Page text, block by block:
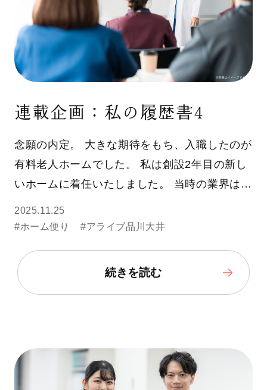
連載企画：私の履歴書4
念願の内定。 大きな期待をもち、入職したのが
有料老人ホームでした。 私は創設2年目の新し
いホームに着任いたしました。 当時の業界は…
2025.11.25
#ホーム便り
#アライブ品川大井
続きを読む